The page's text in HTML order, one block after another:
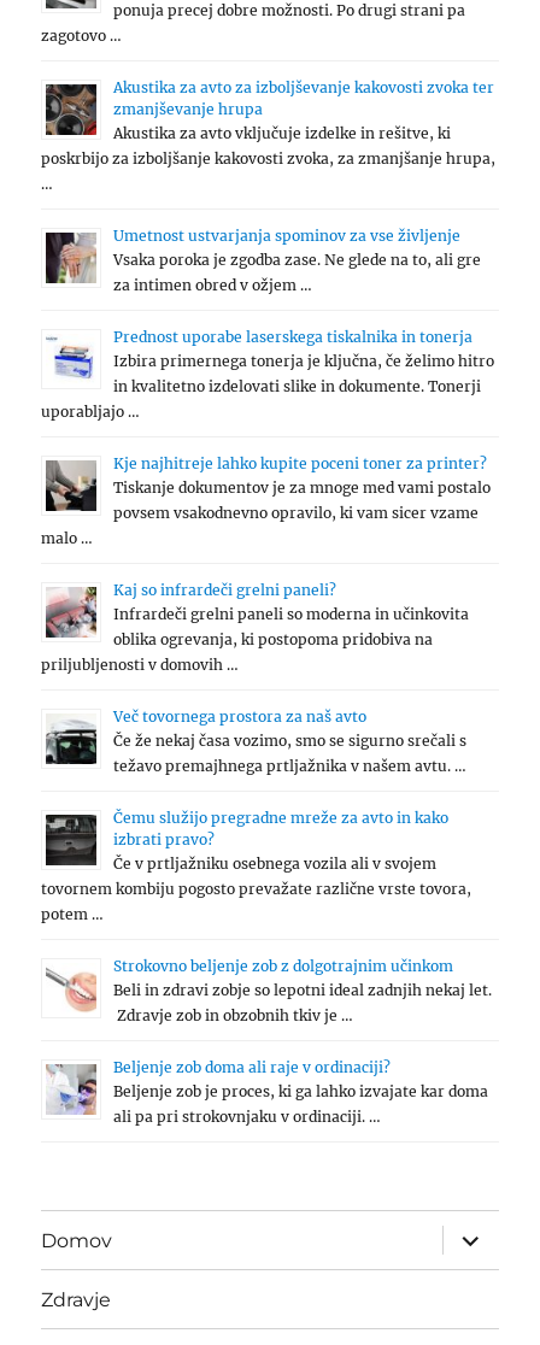
ponuja precej dobre možnosti. Po drugi strani pa
zagotovo …
Akustika za avto za izboljševanje kakovosti zvoka ter
zmanjševanje hrupa
Akustika za avto vključuje izdelke in rešitve, ki
poskrbijo za izboljšanje kakovosti zvoka, za zmanjšanje hrupa,
…
Umetnost ustvarjanja spominov za vse življenje
Vsaka poroka je zgodba zase. Ne glede na to, ali gre
za intimen obred v ožjem …
Prednost uporabe laserskega tiskalnika in tonerja
Izbira primernega tonerja je ključna, če želimo hitro
in kvalitetno izdelovati slike in dokumente. Tonerji
uporabljajo …
Kje najhitreje lahko kupite poceni toner za printer?
Tiskanje dokumentov je za mnoge med vami postalo
povsem vsakodnevno opravilo, ki vam sicer vzame
malo …
Kaj so infrardeči grelni paneli?
Infrardeči grelni paneli so moderna in učinkovita
oblika ogrevanja, ki postopoma pridobiva na
priljubljenosti v domovih …
Več tovornega prostora za naš avto
Če že nekaj časa vozimo, smo se sigurno srečali s
težavo premajhnega prtljažnika v našem avtu. …
Čemu služijo pregradne mreže za avto in kako
izbrati pravo?
Če v prtljažniku osebnega vozila ali v svojem
tovornem kombiju pogosto prevažate različne vrste tovora,
potem …
Strokovno beljenje zob z dolgotrajnim učinkom
Beli in zdravi zobje so lepotni ideal zadnjih nekaj let.
Zdravje zob in obzobnih tkiv je …
Beljenje zob doma ali raje v ordinaciji?
Beljenje zob je proces, ki ga lahko izvajate kar doma
ali pa pri strokovnjaku v ordinaciji. …
Domov
expand
child
menu
Zdravje